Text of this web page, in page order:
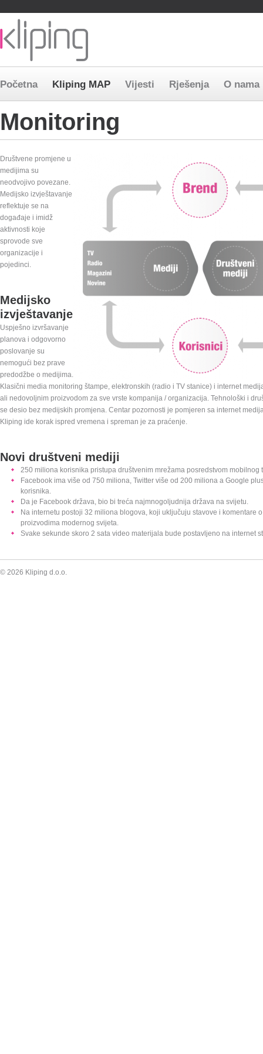
Preskoči
Početna Kliping MAP Vijesti Rješenja O nama
Monitoring
Društvene promjene u
medijima su
neodvojivo povezane.
Medijsko izvještavanje
reflektuje se na
događaje i imidž
aktivnosti koje
sprovode sve
organizacije i
pojedinci.
Medijsko
izvještavanje
Uspješno izvršavanje
planova i odgovorno
poslovanje su
nemogući bez prave
predodžbe o medijima.
Klasični media monitoring štampe, elektronskih (radio i TV stanice) i internet
ali nedovoljnim proizvodom za sve vrste kompanija / organizacija. Tehnološki i
se desio bez medijskih promjena. Centar pozornosti je pomjeren sa internet
Kliping ide korak ispred vremena i spreman je za praćenje.
Novi društveni mediji
250 miliona korisnika pristupa društvenim mrežama posredstvom mobilnog
Facebook ima više od 750 miliona, Twitter više od 200 miliona a Google
korisnika.
Da je Facebook država, bio bi treća najmnogoljudnija država na svijetu.
Na internetu postoji 32 miliona blogova, koji uključuju stavove i komentare
proizvodima modernog svijeta.
Svake sekunde skoro 2 sata video materijala bude postavljeno na internet
© 2026 Kliping d.o.o.